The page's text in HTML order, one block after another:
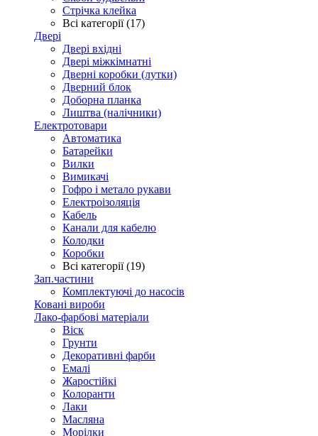
Стрічка клейка
Всі категорії (17)
Двері
Двері вхідні
Двері міжкімнатні
Дверні коробки (лутки)
Дверний блок
Доборна планка
Лиштва (налічники)
Електротовари
Автоматика
Батарейки
Вилки
Вимикачі
Гофро і метало рукави
Електроізоляція
Кабель
Канали для кабелю
Колодки
Коробки
Всі категорії (19)
Зап.частини
Комплектуючі до насосів
Ковані вироби
Лако-фарбові матеріали
Віск
Грунти
Декоративні фарби
Емалі
Жаростійкі
Колоранти
Лаки
Масляна
Морілки